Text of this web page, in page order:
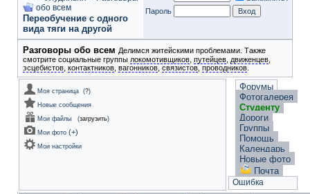
обо всем
Переобучение с одного
вида тяги на другой
Пароль
Разговоры обо всем Делимся житейскими проблемами. Также
смотрите социальные группы локомотивщиков путейцев движенцев
эсцебистов контактников вагонников связистов проводников
Моя страница (?)
Новые сообщения
Мои файлы
(загрузить)
Мои фото (+)
Мои настройки
Форумы
Фотогалерея
Студенту
Дороги
Группы
Помощь
Календарь
Новые фото
Почта
Ошибка